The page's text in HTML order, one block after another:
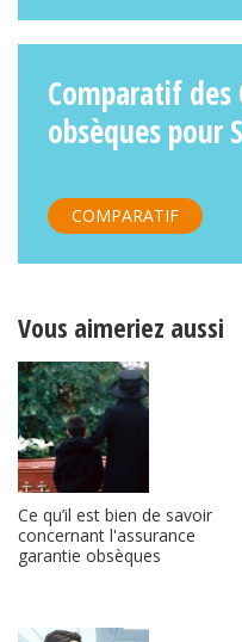
Comparatif
obsèques pour
COMPARATIF
Vous aimeriez aussi
Ce qu’il est bien de savoir
concernant l'assurance
garantie obsèques